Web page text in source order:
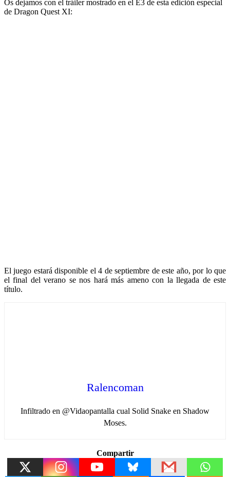
Os dejamos con el tráiler mostrado en el E3 de esta edición especial
de Dragon Quest XI:
El juego estará disponible el 4 de septiembre de este año, por lo que
el final del verano se nos hará más ameno con la llegada de este
título.
Ralencoman
Infiltrado en @Vidaopantalla cual Solid Snake en Shadow
Moses.
Compartir